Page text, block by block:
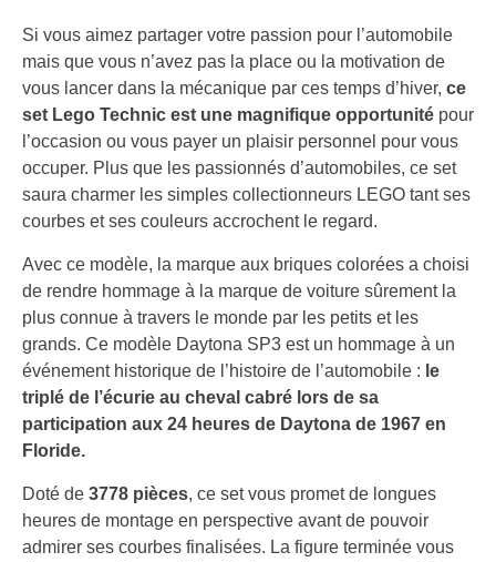
Si vous aimez partager votre passion pour l’automobile
mais que vous n’avez pas la place ou la motivation de
vous lancer dans la mécanique par ces temps d’hiver, ce
set Lego Technic est une magnifique opportunité pour
l’occasion ou vous payer un plaisir personnel pour vous
occuper. Plus que les passionnés d’automobiles, ce set
saura charmer les simples collectionneurs LEGO tant ses
courbes et ses couleurs accrochent le regard.
Avec ce modèle, la marque aux briques colorées a choisi
de rendre hommage à la marque de voiture sûrement la
plus connue à travers le monde par les petits et les
grands. Ce modèle Daytona SP3 est un hommage à un
événement historique de l’histoire de l’automobile : le
triplé de l’écurie au cheval cabré lors de sa
participation aux 24 heures de Daytona de 1967 en
Floride.
Doté de 3778 pièces, ce set vous promet de longues
heures de montage en perspective avant de pouvoir
admirer ses courbes finalisées. La figure terminée vous